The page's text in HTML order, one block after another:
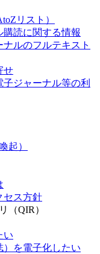
リスト）
読に関する情報
ルのフルテキスト
せ
ジャーナル等の利
起）
セス方針
（QIR）
い
を電子化したい